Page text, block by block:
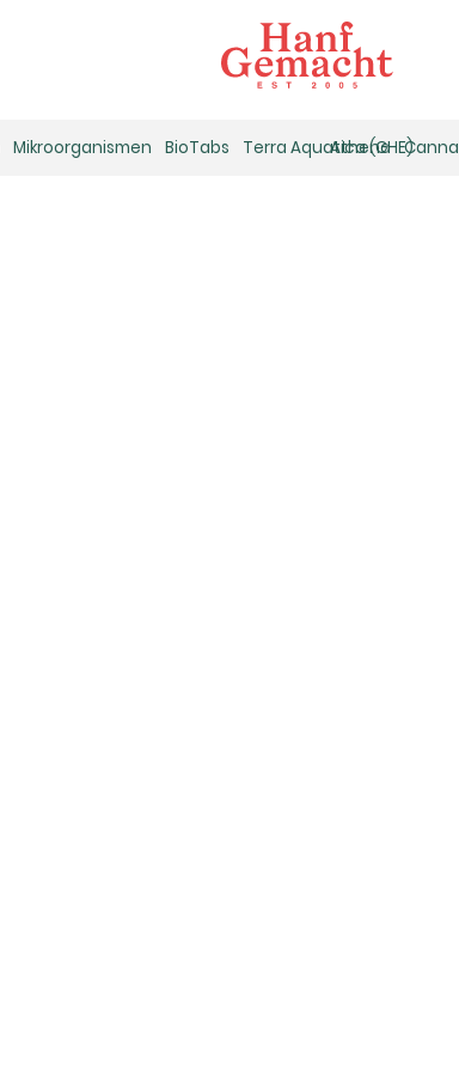
Mikroorganismen BioTabs Terra Aquatica (GHE)
Athena Canna